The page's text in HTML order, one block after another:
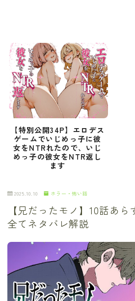
【特別公開34P】エロデス
ゲームでいじめっ子に彼
女をNTRれたので、いじ
めっ子の彼女をNTR返し
ます
2025.10.10 ホラー・怖い話
【兄だったモノ】10話あ
全てネタバレ解説